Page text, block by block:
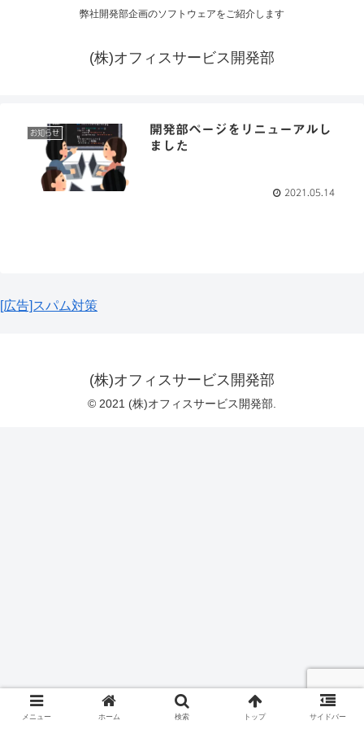
弊社開発部企画のソフトウェアをご紹介します
(株)オフィスサービス開発部
お知らせ
開発部ページをリニューアルし
ました
2021.05.14
[広告]スパム対策
(株)オフィスサービス開発部
© 2021 (株)オフィスサービス開発部.
メニュー ホーム 検索 トップ サイドバー